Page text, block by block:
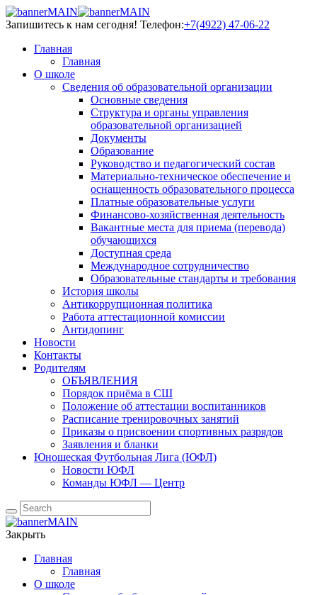
Запишитесь к нам сегодня! Телефон:+7(4922) 47-06-22
Главная
Главная
О школе
Сведения об образовательной организации
Основные сведения
Структура и органы управления
образовательной организацией
Документы
Образование
Руководство и педагогический состав
Материально-техническое обеспечение и
оснащенность образовательного процесса
Платные образовательные услуги
Финансово-хозяйственная деятельность
Вакантные места для приема (перевода)
обучающихся
Доступная среда
Международное сотрудничество
Образовательные стандарты и требования
История школы
Антикоррупционная политика
Работа аттестационной комиссии
Антидопинг
Новости
Контакты
Родителям
ОБЪЯВЛЕНИЯ
Порядок приёма в СШ
Положение об аттестации воспитанников
Расписание тренировочных занятий
Приказы о присвоении спортивных разрядов
Заявления и бланки
Юношеская Футбольная Лига (ЮФЛ)
Новости ЮФЛ
Команды ЮФЛ — Центр
Закрыть
Главная
Главная
О школе